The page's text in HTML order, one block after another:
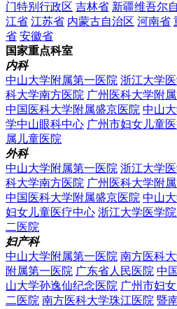
门特别行政区 吉林省 新疆维吾尔
江省 江苏省 内蒙古自治区 河南省
省 安徽省
国家重点科室
内科
中山大学附属第一医院 浙江大学
科大学南方医院 广州医科大学附
中国医科大学附属盛京医院 中山
学中山眼科中心 广州市妇女儿童
属儿童医院
外科
中山大学附属第一医院 浙江大学
科大学南方医院 广州医科大学附
中国医科大学附属盛京医院 中山
妇女儿童医疗中心 浙江大学医学
二医院
妇产科
中山大学附属第一医院 南方医科
附属第一医院 广东省人民医院 中
山大学孙逸仙纪念医院 广州市妇
二医院 南方医科大学珠江医院 暨